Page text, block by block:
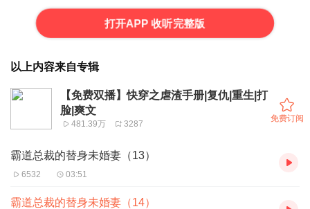
打开APP 收听完整版
以上内容来自专辑
【免费双播】快穿之虐渣手册|复仇|重生|打
脸|爽文
481.39万 3287
免费订阅
霸道总裁的替身未婚妻（13）
6532 03:51
霸道总裁的替身未婚妻（14）